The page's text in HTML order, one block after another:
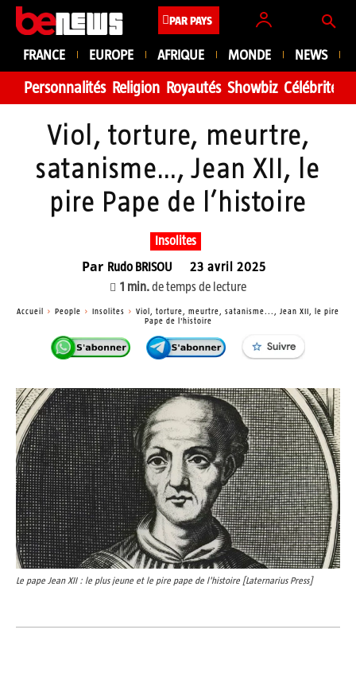
PAR PAYS
FRANCE EUROPE AFRIQUE MONDE NEWS
Personnalités Religion Royautés Showbiz Célébrité
Viol, torture, meurtre,
satanisme…, Jean XII, le
pire Pape de l’histoire
Insolites
Par Rudo BRISOU
23 avril 2025
1 min.de temps de lecture
Accueil People Insolites
Viol, torture, meurtre, satanisme..., Jean XII, le pire
Pape de l'histoire
Le pape Jean XII : le plus jeune et le pire pape de l'histoire [Laternarius Press]